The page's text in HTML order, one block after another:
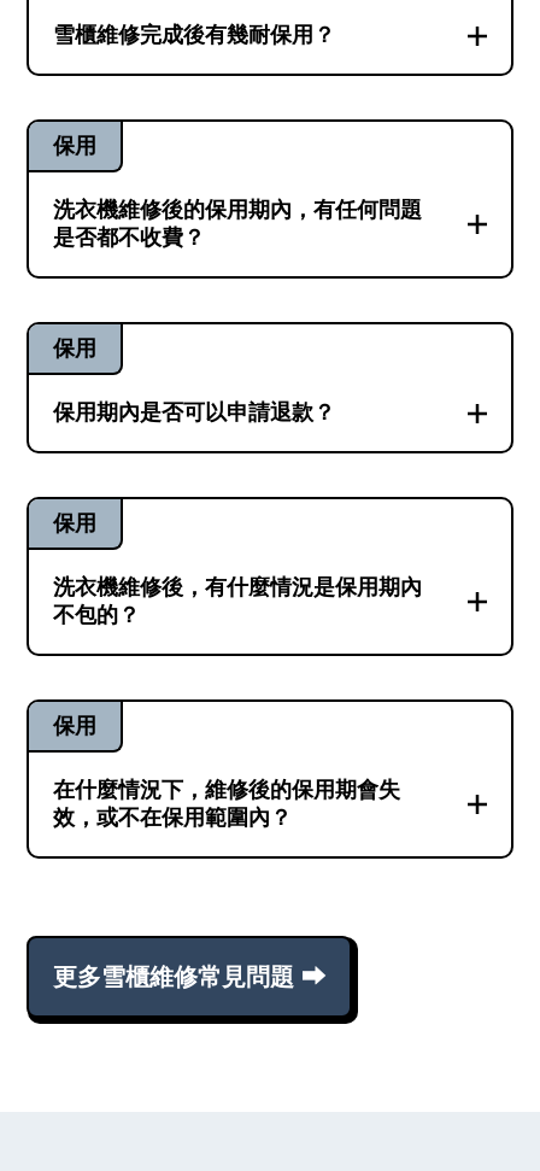
用期。
維修。如因安裝問題、零件不適用等原因導
次成功的維修。
更詳細解答 ⮕
雪櫃維修完成後有幾耐保用？
提供三個月保用期。如保用期內出現同樣的
故障，兵團會再安排師傅免費上門檢查維
修。兵團團長提提你：視乎不同型號雪櫃的
制冷效能，於雪櫃維修完成後的最初12-24小
時內，櫃內溫度是未穩定的。期間盡量不太
如常使用。
更詳細解答 ⮕
保用
洗衣機維修後的保用期內，有任何問題
是否都不收費？
情況，維修兵團會立即為你跟進，並安排師
傅免費上門檢查維修。除非保用期內出現的
故障情況與之前的故障情況明顯毫無關聯，
會免費上門檢查。
更詳細解答 ⮕
保用
保用期內是否可以申請退款？
同樣的故障情況，我們會安排師傅免費上門
檢查維修。經師傅檢查後，如確認這次的故
障與之前的故障情況相同，只要再符合以下
其中一個條件，你即可向維修兵團申請把上
門費以外的費用全數退回：1. 師傅確認機器
另一個零件，而你選擇不再維修。
更詳細解答 ⮕
保用
洗衣機維修後，有什麼情況是保用期內
不包的？
況，而且這個故障明顯與之前的問題毫無關
聯。那麼，這個新故障並不在我們所提供的
保用服務範圍內。但如果你的洗衣機出現的
問題，在電話中是難以判斷出與之前的故障
是否有關聯，那麼我們會先為你安排師傅免
更詳細解答 ⮕
保用
在什麼情況下，維修後的保用期會失
效，或不在保用範圍內？
以外的師傅檢查、拆機或改裝。該部機曾被
錯誤操作、疏忽使用、被惡意破壞而導致的
人為損壞。因天災，或入侵物等意外事件而
更多雪櫃維修常見問題 ⮕